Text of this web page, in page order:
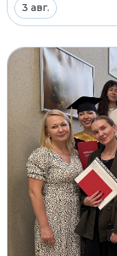
3 авг.